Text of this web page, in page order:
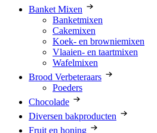
Banket Mixen
Banketmixen
Cakemixen
Koek- en browniemixen
Vlaaien- en taartmixen
Wafelmixen
Brood Verbeteraars
Poeders
Chocolade
Diversen bakproducten
Fruit en honing